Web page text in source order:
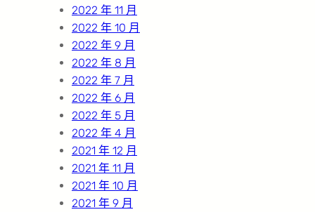
2022 年 11 月
2022 年 10 月
2022 年 9 月
2022 年 8 月
2022 年 7 月
2022 年 6 月
2022 年 5 月
2022 年 4 月
2021 年 12 月
2021 年 11 月
2021 年 10 月
2021 年 9 月